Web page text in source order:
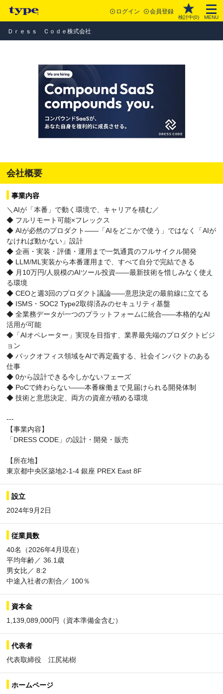
ログイン 会員登録
検討中(0) MENU
Ｄｒｅｓｓ Ｃｏｄｅ株式会社
会社概要
事業内容
＼AIが「本番」で動く環境で、キャリアを積む／
◆ フルリモート可能×フレックス
◆ AIが必然のプロダクト——「AIをどこかで使う」ではなく「AIが
なければ動かない」設計
◆ 企画・実装・評価・運用まで一気通貫のフルサイクル開発
◆ LLM/ML実装から本番運用まで、すべて自分で完結できる
◆ 月10万円/人規模のAIツール投資——最新技術を惜しみなく使え
る環境
◆ CEOと週3回のプロダクト議論——意思決定の最前線に立てる
◆ ISMS・SOC2 Type2取得済みのセキュリティ基盤
◆ 全業務データが一つのプラットフォームに統合——本格的なAI
活用が可能
◆「AIオペレーター」実現を目指す、業界最先端のプロダクトビジ
ョン
◆ バックオフィス領域をAIで再定義する、社会インパクトのある
仕事
◆ 0から設計できる今しかないフェーズ
◆ PoCで終わらない——本番稼働まで見届けられる開発体制
◆ 技術と意思決定、両方の資産が積める環境
---
【事業内容】
「DRESS CODE」の設計・開発・販売
【所在地】
東京都中央区築地2-1-4 銀座 PREX East 8F
設立
2024年9月2日
従業員数
40名（2026年4月現在）
平均年齢／ 36.1歳
男女比／ 8:2
中途入社者の割合／ 100％
資本金
1,139,089,000円（資本準備金含む）
代表者
代表取締役 江尻祐樹
ホームページ